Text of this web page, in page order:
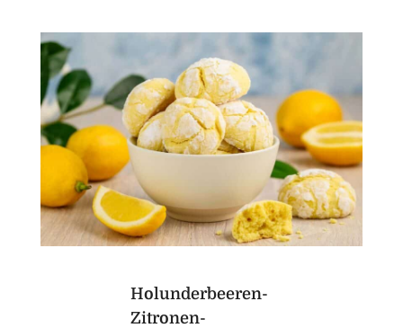
Holunderbeeren-
Zitronen-